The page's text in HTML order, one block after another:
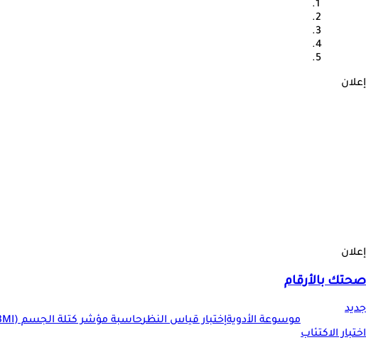
إعلان
إعلان
صحتك بالأرقام
جديد
اختبار الاكتئاب
موسوعة الأدويةإختبار قياس النظرحاسبة مؤشر كتلة الجسم (BMI)